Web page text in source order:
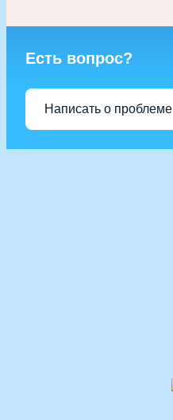
Есть вопрос?
Написать о проблеме